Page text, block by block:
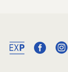
 